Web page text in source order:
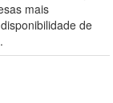
mais
de